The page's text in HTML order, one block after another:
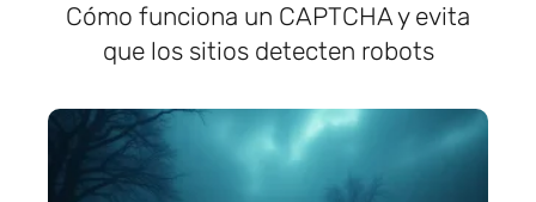
Cómo funciona un CAPTCHA y evita
que los sitios detecten robots